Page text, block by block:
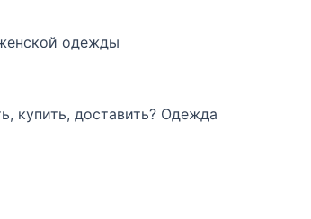
одежды
купить, доставить? Одежда